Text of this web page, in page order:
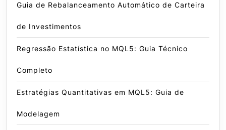
Guia de Rebalanceamento Automático de Carteira
de Investimentos
Regressão Estatística no MQL5: Guia Técnico
Completo
Estratégias Quantitativas em MQL5: Guia de
Modelagem